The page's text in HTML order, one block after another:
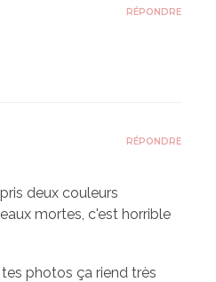
RÉPONDRE
deux couleurs
mortes, c'est horrible
photos ça riend très
RÉPONDRE